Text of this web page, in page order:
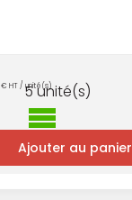
€ HT / unité(s)
5unité(s)
Ajouter au panier